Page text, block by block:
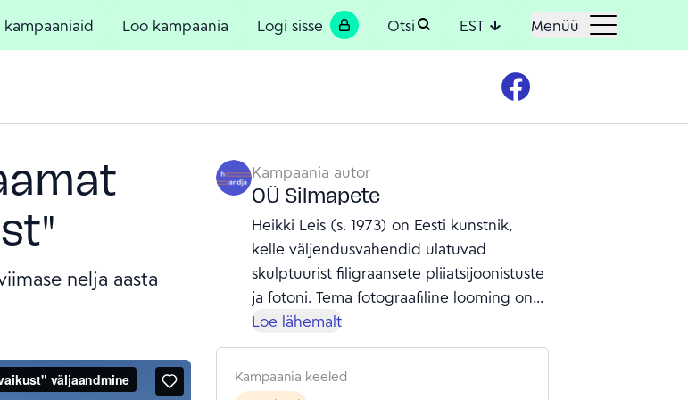
kampaaniaid Loo kampaania Logi sisse Otsi EST Menüü
nelja aasta
Kampaania autor
OÜ Silmapete
Heikki Leis (s. 1973) on Eesti kunstnik,
kelle väljendusvahendid ulatuvad
skulptuurist filigraansete pliiatsijoonistuste
ja fotoni. Tema fotograafiline looming on
äärmiselt mitmetahuline, iga uue projekti
jaoks leiutab ta uue pildikeele ja see
lehvik on väga lai – kostümeeritud
lavastused, ajastu simulatsioonid,
Loe lähemalt
Kampaania keeled